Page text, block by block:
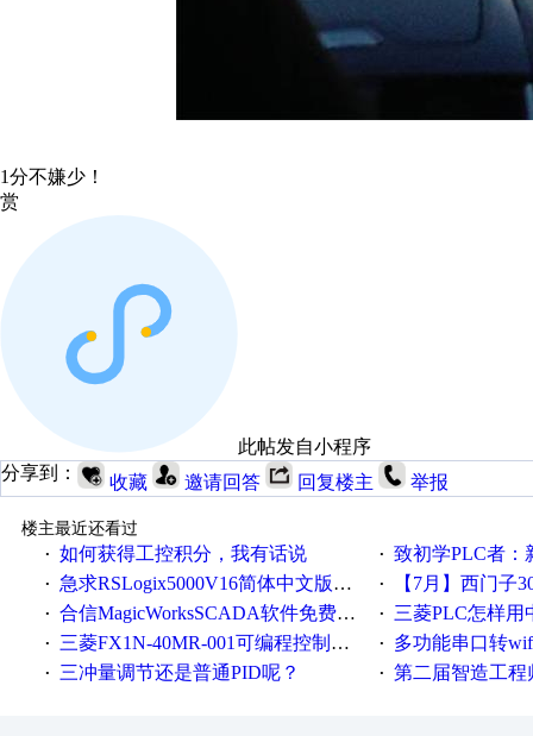
1分不嫌少！
赏
此帖发自小程序
分享到：
收藏 邀请回答 回复楼主 举报
楼主最近还看过
· 如何获得工控积分，我有话说 · 致初学PLC者：新人
· 急求RSLogix5000V16简体中文版！！！急急急 · 【7月】西门子300/
· 合信MagicWorksSCADA软件免费下载，好礼相送，并提供技术支持，永久免费！ · 三菱PLC怎样用
· 三菱FX1N-40MR-001可编程控制器输入端口故障维修一例 · 多功能串口转wifi/以太网转WIFI/串口转以太网/
· 三冲量调节还是普通PID呢？ · 第二届智造工程师节